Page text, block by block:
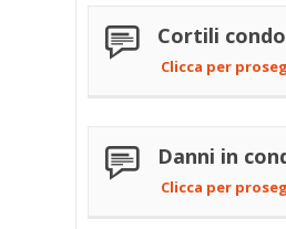
Cortili
Clicca per
Danni in
Clicca per